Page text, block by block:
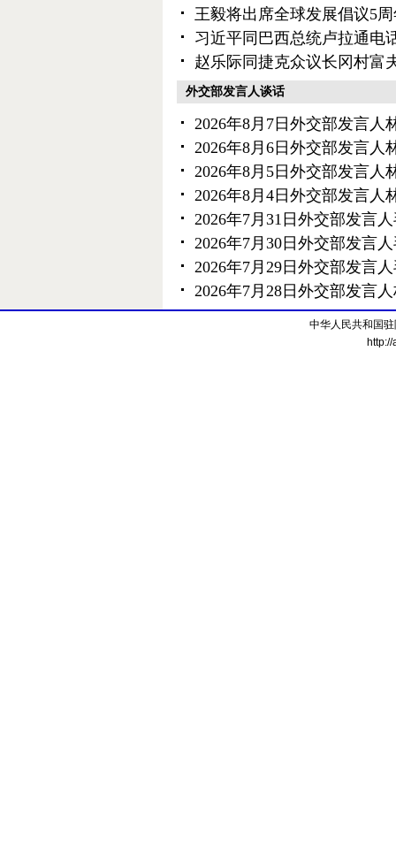
王毅将出席全球发展倡议5
习近平同巴西总统卢拉通电
赵乐际同捷克众议长冈村富
外交部发言人谈话
2026年8月7日外交部发言人
2026年8月6日外交部发言人
2026年8月5日外交部发言人
2026年8月4日外交部发言人
2026年7月31日外交部发言
2026年7月30日外交部发言
2026年7月29日外交部发言
2026年7月28日外交部发言
中华人民共和国